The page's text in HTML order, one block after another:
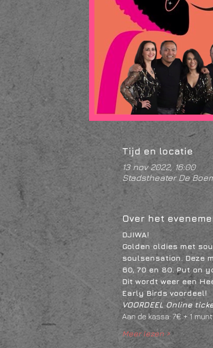
Tijd en locatie
13 nov 2022, 16:00
Stadstheater De
Over het
DJIWA!
Golden oldies met
soulsensation. Deze
60, 70 en 80. Put on
Dit wordt weer een
Early Birds voordeel!
VOORDEEL Online
Aan de kassa: 7€ + 1
Meer lezen >